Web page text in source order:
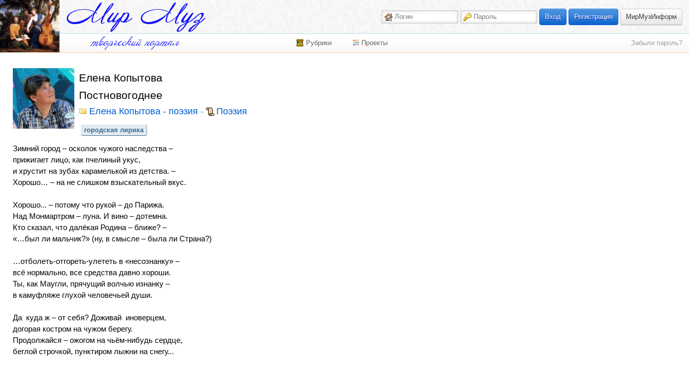
Вход Регистрация МирМузИнформ
Рубрики Проекты Забыли пароль?
Елена Копытова
Постновогоднее
Елена Копытова - поэзия - Поэзия
городская лирика
Зимний город – осколок чужого наследства –
прижигает лицо, как пчелиный укус,
и хрустит на зубах карамелькой из детства. –
Хорошо… – на не слишком взыскательный вкус.
Хорошо... – потому что рукой – до Парижа.
Над Монмартром – луна. И вино – дотемна.
Кто сказал, что далёкая Родина – ближе? –
«…был ли мальчик?» (ну, в смысле – была ли Страна?)
…отболеть-отгореть-улететь в «несознанку» –
всё нормально, все средства давно хороши.
Ты, как Маугли, прячущий волчью изнанку –
в камуфляже глухой человечьей души.
Да куда ж – от себя? Доживай иноверцем,
догорая костром на чужом берегу.
Продолжайся – ожогом на чьём-нибудь сердце,
беглой строчкой, пунктиром лыжни на снегу...